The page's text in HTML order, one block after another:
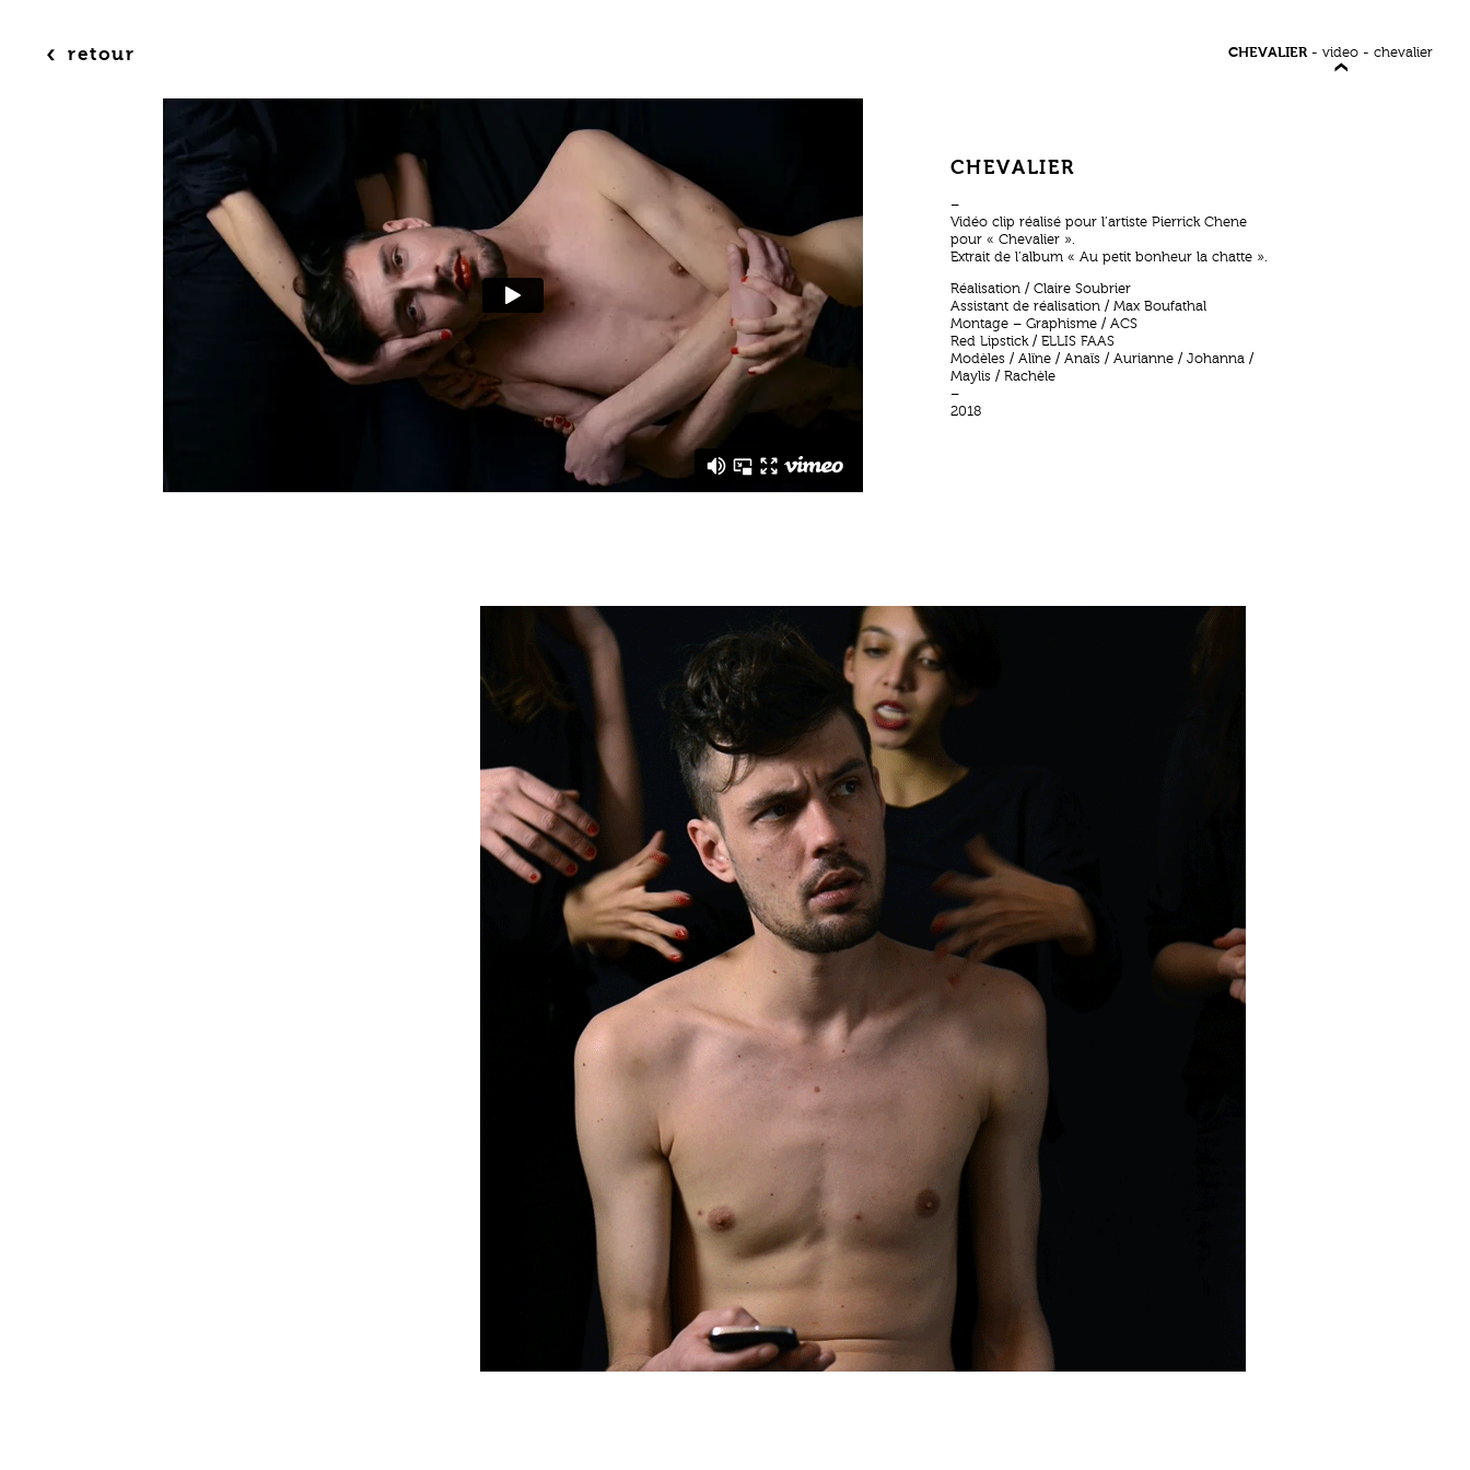
‹ retour CHEVALIER-video -chevalier
CHEVALIER
–
Vidéo clip réalisé pour l’artiste Pierrick Chene
pour « Chevalier ».
Extrait de l’album « Au petit bonheur la chatte ».
Réalisation / Claire Soubrier
Assistant de réalisation / Max Boufathal
Montage – Graphisme / ACS
Red Lipstick / ELLIS FAAS
Modèles / Alïne / Anaïs / Aurianne / Johanna /
Maylis / Rachèle
–
2018